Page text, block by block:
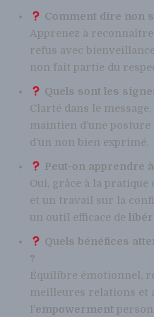
Comment dire non
Apprenez à
refus avec
non fait partie du
Quels sont les
Clarté dans le
maintien d’une
d’un non bien exprimé.
Peut-on apprendre
Oui, grâce à la pratique
et un travail sur la
un outil efficace de
Quels bénéfices
?
Équilibre émotionnel,
meilleures relations et
l’empowerment